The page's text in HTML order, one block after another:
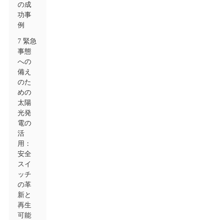
の成
功事
例
7 緊急
事態
への
備え
のた
めの
太陽
光発
電の
活
用：
安全
スイ
ッチ
の革
新と
再生
可能